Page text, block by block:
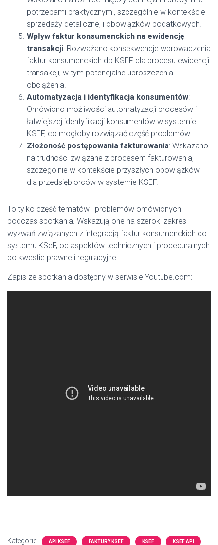
potrzebami praktycznymi, szczególnie w kontekście
sprzedaży detalicznej i obowiązków podatkowych.
Wpływ faktur konsumenckich na ewidencję
transakcji: Rozważano konsekwencje wprowadzenia
faktur konsumenckich do KSEF dla procesu ewidencji
transakcji, w tym potencjalne uproszczenia i
obciążenia.
Automatyzacja i identyfikacja konsumentów:
Omówiono możliwości automatyzacji procesów i
łatwiejszej identyfikacji konsumentów w systemie
KSEF, co mogłoby rozwiązać część problemów.
Złożoność postępowania fakturowania: Wskazano
na trudności związane z procesem fakturowania,
szczególnie w kontekście przyszłych obowiązków
dla przedsiębiorców w systemie KSEF.
To tylko część tematów i problemów omówionych
podczas spotkania. Wskazują one na szeroki zakres
wyzwań związanych z integracją faktur konsumenckich do
systemu KSeF, od aspektów technicznych i proceduralnych
po kwestie prawne i regulacyjne.
Zapis ze spotkania dostępny w serwisie Youtube.com:
Kategorie: API KSEF FAKTURY KSEF KSEF KSEF API